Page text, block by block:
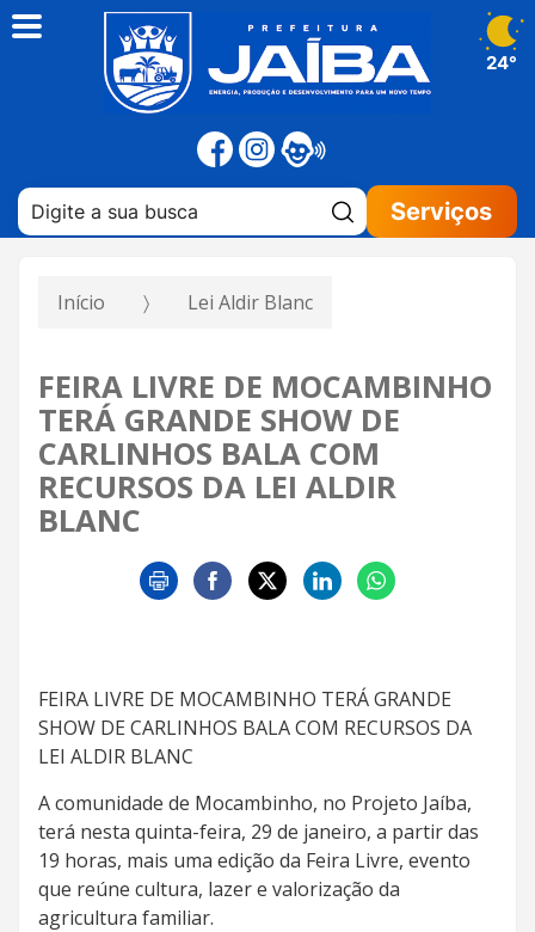
Pesquisar:
Serviços
24°
Início Lei Aldir Blanc
FEIRA LIVRE DE MOCAMBINHO
TERÁ GRANDE SHOW DE
CARLINHOS BALA COM
RECURSOS DA LEI ALDIR
BLANC
FEIRA LIVRE DE MOCAMBINHO TERÁ GRANDE
SHOW DE CARLINHOS BALA COM RECURSOS DA
LEI ALDIR BLANC
A comunidade de Mocambinho, no Projeto Jaíba,
terá nesta quinta-feira, 29 de janeiro, a partir das
19 horas, mais uma edição da Feira Livre, evento
que reúne cultura, lazer e valorização da
agricultura familiar.